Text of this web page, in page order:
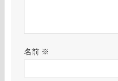
名前 ※